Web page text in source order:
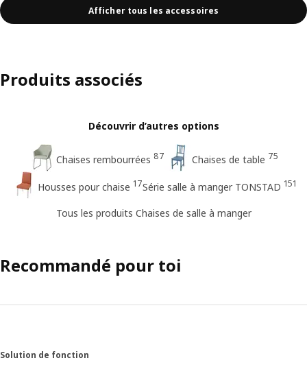
Afficher tous les accessoires
Produits associés
Découvrir d’autres options
Chaises rembourrées 87 Chaises de table 75
Housses pour chaise 17Série salle à manger TONSTAD 151
Tous les produits Chaises de salle à manger
Recommandé pour toi
Solution de fonction